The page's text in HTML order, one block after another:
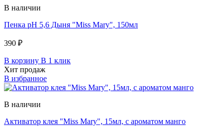
В наличии
Пенка pH 5,6 Дыня "Miss Mary", 150мл
390 ₽
В корзину В 1 клик
Хит продаж
В избранное
В наличии
Активатор клея "Miss Mary", 15мл, c ароматом манго